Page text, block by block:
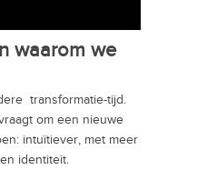
waarom we
transformatie-tijd.
om een nieuwe
intuïtiever, met meer
identiteit.